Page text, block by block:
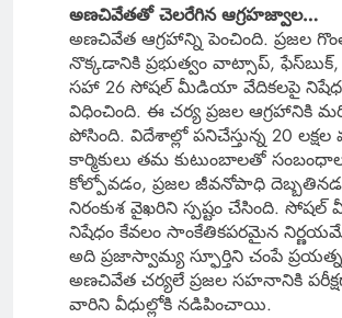
అణచివేతతో చెలరేగిన ఆగ్రహజ్వాల…
అణచివేత ఆగ్రహాన్ని పెంచింది. ప్రజల
నొక్కడానికి ప్రభుత్వం వాట్సాప్,
సహా 26 సోషల్ మీడియా వేదికలపై
విధించింది. ఈ చర్య ప్రజల ఆగ్రహానికి
పోసింది. విదేశాల్లో పనిచేస్తున్న 20
కార్మికులు తమ కుటుంబాలతో
కోల్పోవడం, ప్రజల జీవనోపాధి దెబ్బతినడం
నిరంకుశ వైఖరిని స్పష్టం చేసింది.
నిషేధం కేవలం సాంకేతికపరమైన
అది ప్రజాస్వామ్య స్ఫూర్తిని చంపే
అణచివేత చర్యలే ప్రజల సహనానికి
వారిని వీధుల్లోకి నడిపించాయి.